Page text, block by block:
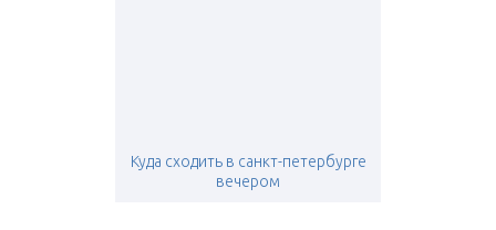
Куда сходить в санкт-петербурге
вечером